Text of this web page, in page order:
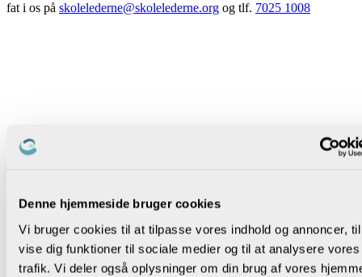
Denne hjemmeside bruger cookies
Vi bruger cookies til at tilpasse vores indhold og annoncer,
vise dig funktioner til sociale medier og til at analysere vores
trafik. Vi deler også oplysninger om din brug af vores
fat i os på skolelederne@skolelederne.org og tlf. 7025 1008